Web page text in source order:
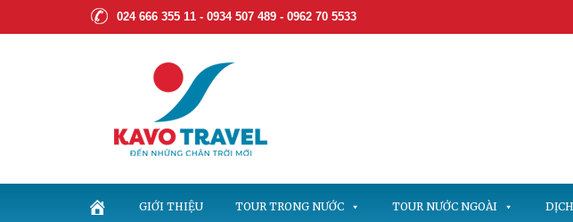
024 666 355 11 - 0934 507 489 - 0962 70 5533
GIỚI THIỆU TOUR TRONG NƯỚC TOUR NƯỚC NGOÀI